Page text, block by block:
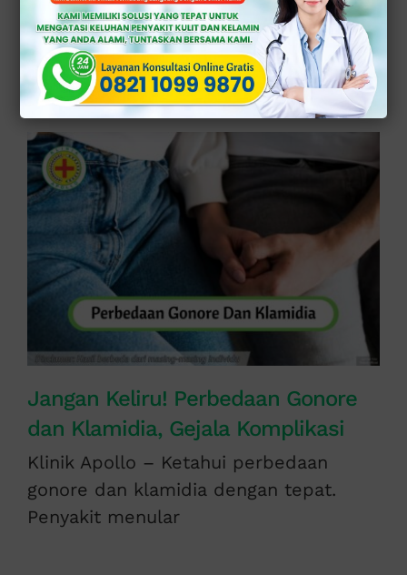
Klinik Apollo – Pentingnya mengenali
gejala infeksi klamdia sejak dini.
Klamidia adalah
Jangan Keliru! Perbedaan Gonore
dan Klamidia, Gejala Komplikasi
Klinik Apollo – Ketahui perbedaan
gonore dan klamidia dengan tepat.
Penyakit menular